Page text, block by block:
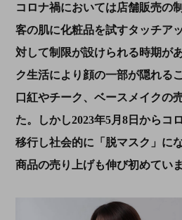
コロナ禍においては店舗販売の
客の肌に化粧品を試すタッチア
対して制限が設けられる時期が
ク生活により顔の一部が隠れる
口紅やチーク、ベースメイクの
た。しかし2023年5月 8日からコ
移行し社会的に「脱マスク」に
商品の売り上げも伸び初めていま